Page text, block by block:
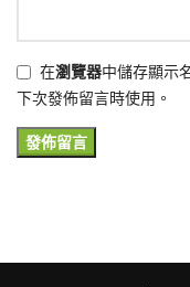
在瀏覽器中儲存顯示
下次發佈留言時使用。